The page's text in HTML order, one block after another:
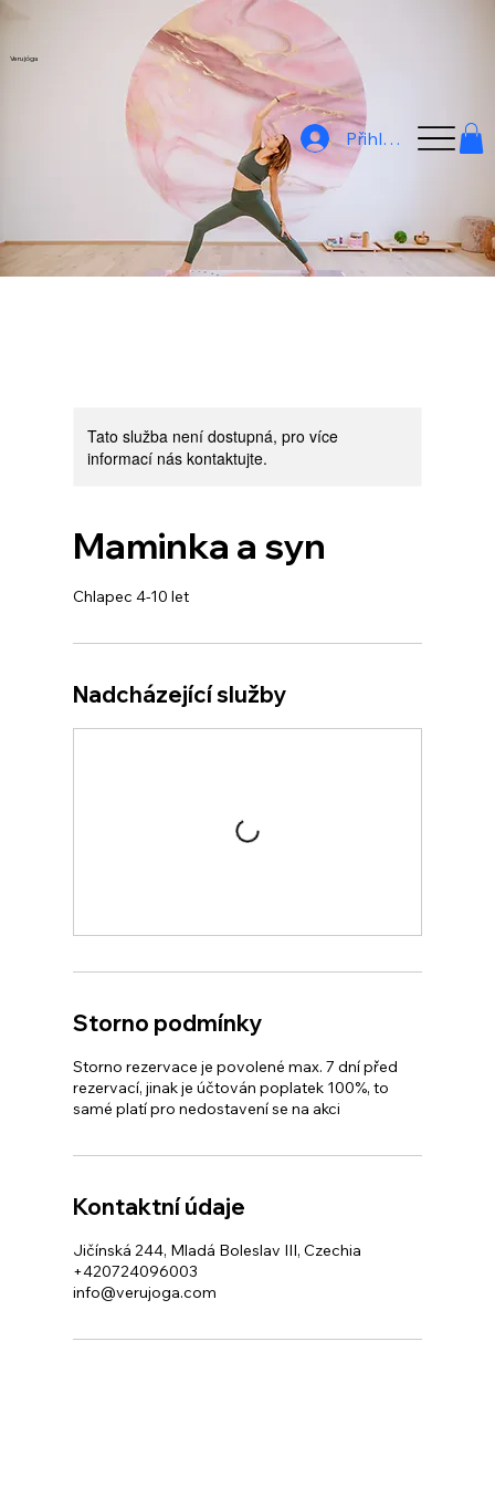
Veru jóga
Přihlásit
Tato služba není dostupná, pro více
informací nás kontaktujte.
Maminka a syn
Chlapec 4-10 let
Nadcházející služby
Storno podmínky
Storno rezervace je povolené max. 7 dní před
rezervací, jinak je účtován poplatek 100%, to
samé platí pro nedostavení se na akci
Kontaktní údaje
Jičínská 244, Mladá Boleslav III, Czechia
+420724096003
info@verujoga.com